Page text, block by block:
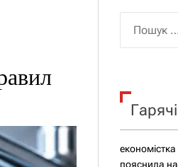
к
пояснила